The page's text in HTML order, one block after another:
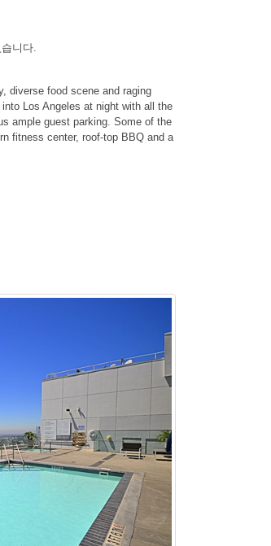
니다.
diverse food scene and raging
Los Angeles at night with all the
ample guest parking. Some of the
fitness center, roof-top BBQ and a